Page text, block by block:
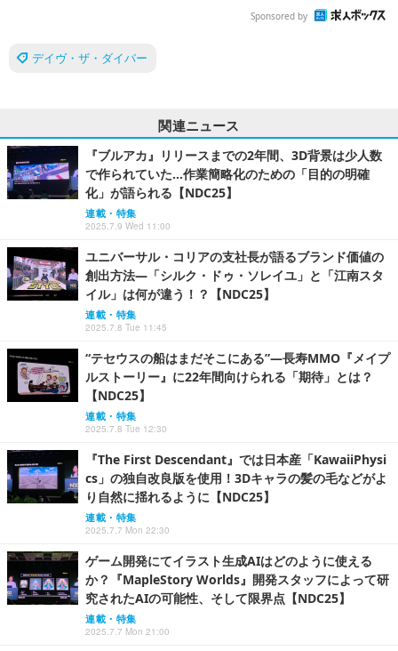
Sponsored by
デイヴ・ザ・ダイバー
関連ニュース
『ブルアカ』リリースまでの2年間、3D背景は少人数
で作られていた…作業簡略化のための「目的の明確
化」が語られる【NDC25】
連載・特集
2025.7.9 Wed 11:00
ユニバーサル・コリアの支社長が語るブランド価値の
創出方法―「シルク・ドゥ・ソレイユ」と「江南スタ
イル」は何が違う！？【NDC25】
連載・特集
2025.7.8 Tue 11:45
“テセウスの船はまだそこにある”―長寿MMO『メイプ
ルストーリー』に22年間向けられる「期待」とは？
【NDC25】
連載・特集
2025.7.8 Tue 12:30
『The First Descendant』では日本産「KawaiiPhysi
cs」の独自改良版を使用！3Dキャラの髪の毛などがよ
り自然に揺れるように【NDC25】
連載・特集
2025.7.7 Mon 22:30
ゲーム開発にてイラスト生成AIはどのように使える
か？『MapleStory Worlds』開発スタッフによって研
究されたAIの可能性、そして限界点【NDC25】
連載・特集
2025.7.7 Mon 21:00